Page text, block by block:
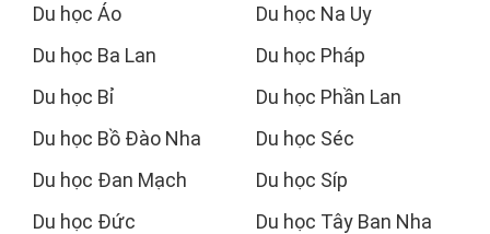
Du học Áo
Du học Ba Lan
Du học Bỉ
Du học Bồ Đào Nha
Du học Đan Mạch
Du học Đức
Du học Na Uy
Du học Pháp
Du học Phần Lan
Du học Séc
Du học Síp
Du học Tây Ban Nha